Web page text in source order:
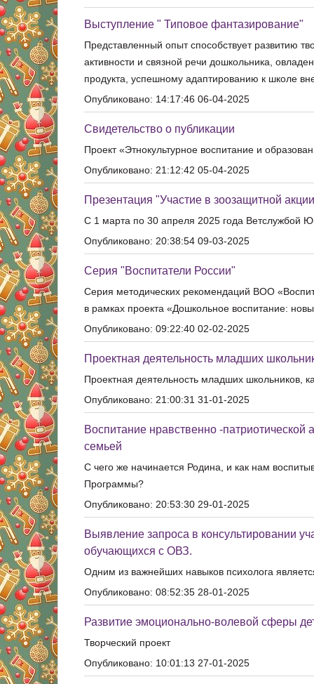
Выступление " Типовое фантазирование"
Представленный опыт способствует развитию
активности и связной речи дошкольника,
продукта, успешному адаптированию к школе
Опубликовано: 14:17:46 06-04-2025
Свидетельство о публикации
Проект «Этнокультурное воспитание и
Опубликовано: 21:12:42 05-04-2025
Презентация "Участие в зоозащитной
С 1 марта по 30 апреля 2025 года Ветслужбой
Опубликовано: 20:38:54 09-03-2025
Серия "Воспитатели России"
Серия методических рекомендаций ВОО
в рамках проекта «Дошкольное воспитание:
Опубликовано: 09:22:40 02-02-2025
Проектная деятельность младших
Проектная деятельность младших школьников,
Опубликовано: 21:00:31 31-01-2025
Воспитание нравственно -
семьей
С чего же начинается Родина, и как нам
Программы?
Опубликовано: 20:53:30 29-01-2025
Выявление запроса в консультировании
обучающихся с ОВЗ.
Одним из важнейших навыков психолога
Опубликовано: 08:52:35 28-01-2025
Развитие эмоционально-волевой сферы
Творческий проект
Опубликовано: 10:01:13 27-01-2025